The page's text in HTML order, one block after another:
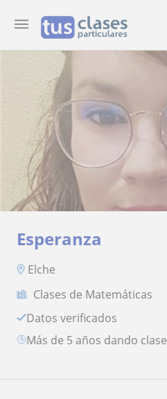
Esperanza
Elche
Clases de Matemáticas
Datos verificados
más de 5 años dando clase